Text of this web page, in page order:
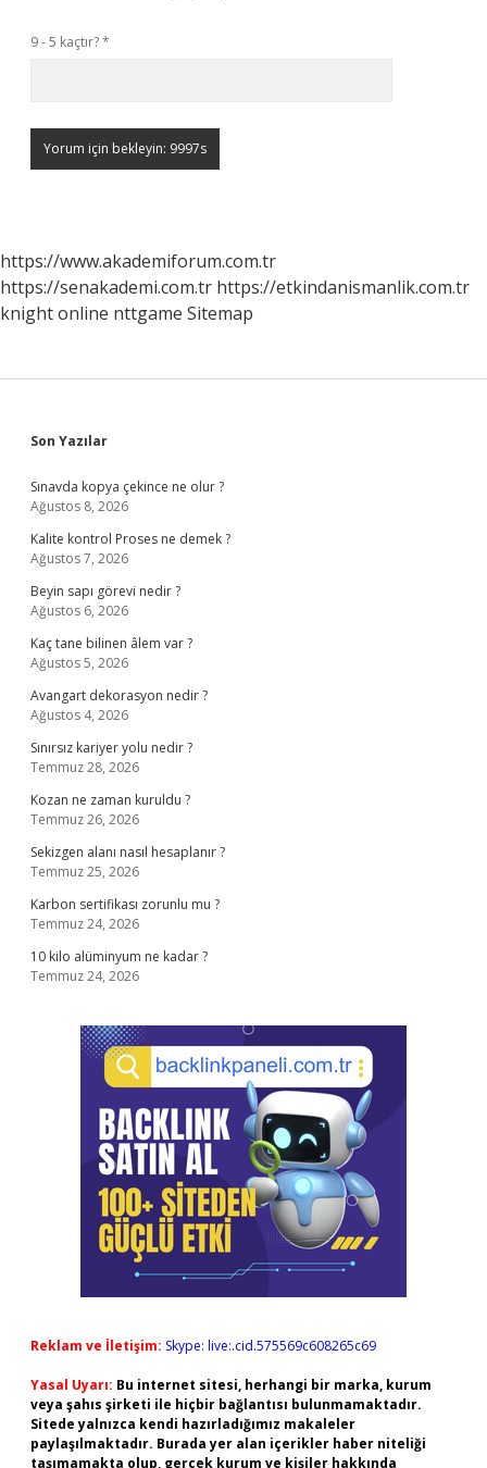
9 - 5 kaçtır?*
https://www.akademiforum.com.tr
https://senakademi.com.tr https://etkindanismanlik.com.tr
knight online nttgame Sitemap
Sidebar
Son Yazılar
Sınavda kopya çekince ne olur ?
Ağustos 8, 2026
Kalite kontrol Proses ne demek ?
Ağustos 7, 2026
Beyin sapı görevi nedir ?
Ağustos 6, 2026
Kaç tane bilinen âlem var ?
Ağustos 5, 2026
Avangart dekorasyon nedir ?
Ağustos 4, 2026
Sınırsız kariyer yolu nedir ?
Temmuz 28, 2026
Kozan ne zaman kuruldu ?
Temmuz 26, 2026
Sekizgen alanı nasıl hesaplanır ?
Temmuz 25, 2026
Karbon sertifikası zorunlu mu ?
Temmuz 24, 2026
10 kilo alüminyum ne kadar ?
Temmuz 24, 2026
Reklam ve İletişim: Skype: live:.cid.575569c608265c69
Yasal Uyarı: Bu internet sitesi, herhangi bir marka, kurum
veya şahıs şirketi ile hiçbir bağlantısı bulunmamaktadır.
Sitede yalnızca kendi hazırladığımız makaleler
paylaşılmaktadır. Burada yer alan içerikler haber niteliği
taşımamakta olup, gerçek kurum ve kişiler hakkında